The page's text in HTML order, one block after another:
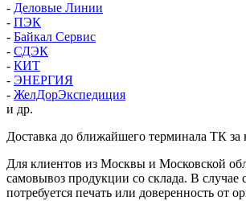
- Деловые Линии
- ПЭК
- Байкал Сервис
- СДЭК
- КИТ
- ЭНЕРГИЯ
- ЖелДорЭкспедиция
и др.
Доставка до ближайшего терминала ТК за
Для клиентов из Москвы и Московской
самовывоз продукции со склада. В случае
потребуется печать или доверенность от